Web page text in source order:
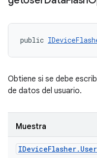
public
Obtiene si se debe
de datos del usuario.
Muestra
IDeviceFlasher. User